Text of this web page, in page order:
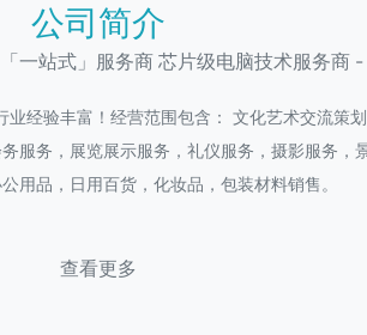
公司简介
一站式」服务商 芯片级电脑技术服务商 -
经验丰富！经营范围包含： 文化艺术交流策
服务，展览展示服务，礼仪服务，摄影服务
用品，日用百货，化妆品，包装材料销售。
查看更多